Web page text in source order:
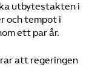
utbytestakten i
och tempot i
ett par år.
att regeringen